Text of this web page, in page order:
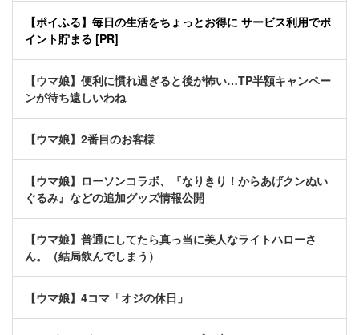
【ポイふる】毎日の生活をちょっとお得に サービス利用でポ
イント貯まる [PR]
【ウマ娘】便利に慣れ過ぎると後が怖い…TP半額キャンペー
ンが待ち遠しいわね
【ウマ娘】2番目のお客様
【ウマ娘】ローソンコラボ、『なりきり！からあげクンぬい
ぐるみ』などの追加グッズ情報公開
【ウマ娘】普通にしてたら真っ当に美人なライトハローさ
ん。（結局飲んでしまう）
【ウマ娘】4コマ「オジの休日」